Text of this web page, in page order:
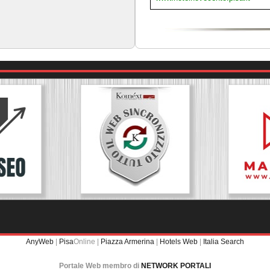
AnyWeb | PisaOnline | Piazza Armerina | Hotels Web | Italia Search
Portale Web membro di NETWORK PORTALI